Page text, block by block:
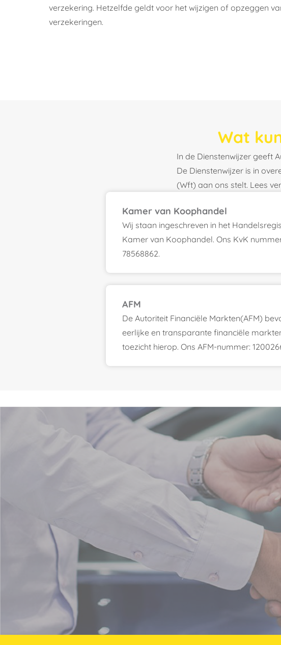
verzekering. Hetzelfde geldt voor het wijzigen of opzeggen
verzekeringen.
Wat
In de Dienstenwijzer geeft
De Dienstenwijzer is in
(Wft) aan ons stelt. Lees
Kamer van Koophandel
Wij staan ingeschreven in het
Kamer van Koophandel. Ons KvK
78568862.
AFM
De Autoriteit Financiële Markten(AFM)
eerlijke en transparante financiële
toezicht hierop. Ons AFM-nummer: